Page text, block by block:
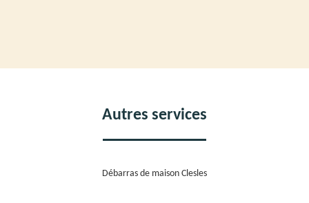
Autres services
Débarras de maison Clesles